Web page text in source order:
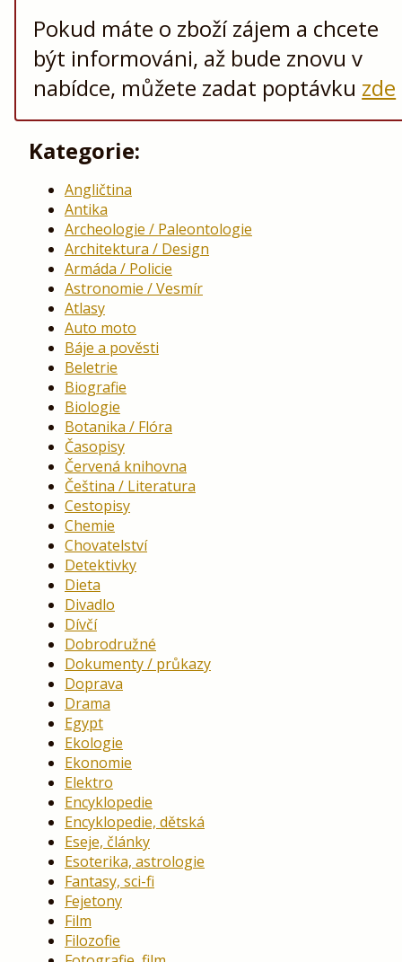
Pokud máte o zboží zájem a chcete
být informováni, až bude znovu v
nabídce, můžete zadat poptávku zde
Kategorie:
Angličtina
Antika
Archeologie / Paleontologie
Architektura / Design
Armáda / Policie
Astronomie / Vesmír
Atlasy
Auto moto
Báje a pověsti
Beletrie
Biografie
Biologie
Botanika / Flóra
Časopisy
Červená knihovna
Čeština / Literatura
Cestopisy
Chemie
Chovatelství
Detektivky
Dieta
Divadlo
Dívčí
Dobrodružné
Dokumenty / průkazy
Doprava
Drama
Egypt
Ekologie
Ekonomie
Elektro
Encyklopedie
Encyklopedie, dětská
Eseje, články
Esoterika, astrologie
Fantasy, sci-fi
Fejetony
Film
Filozofie